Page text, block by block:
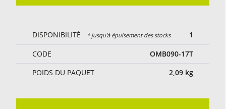
DISPONIBILITÉ * jusqu'à épuisement des stocks
1
CODE
OMB090-17T
POIDS DU PAQUET
2,09 kg